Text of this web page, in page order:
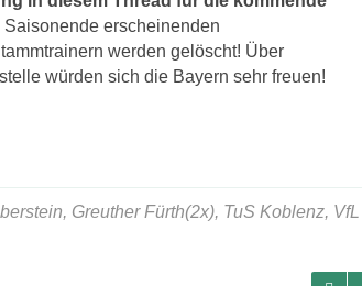
Saisonende erscheinenden
werden gelöscht! Über
würden sich die Bayern sehr freuen!
Greuther Fürth(2x), TuS Koblenz, VfL